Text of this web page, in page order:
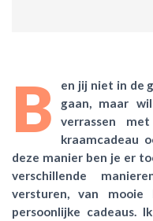
B
en jij niet in de
gaan, maar
verrassen
kraamcadeau
deze manier ben je er
verschillende
versturen, van
persoonlijke cadeaus.